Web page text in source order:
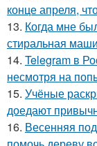
конце апреля,
13. Когда мне
стиральная
14. Telegram в
несмотря на
15. Учёные
доедают
16. Весенняя